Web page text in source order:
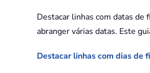
Destacar linhas com datas de
abranger várias datas. Este
Destacar linhas com dias de